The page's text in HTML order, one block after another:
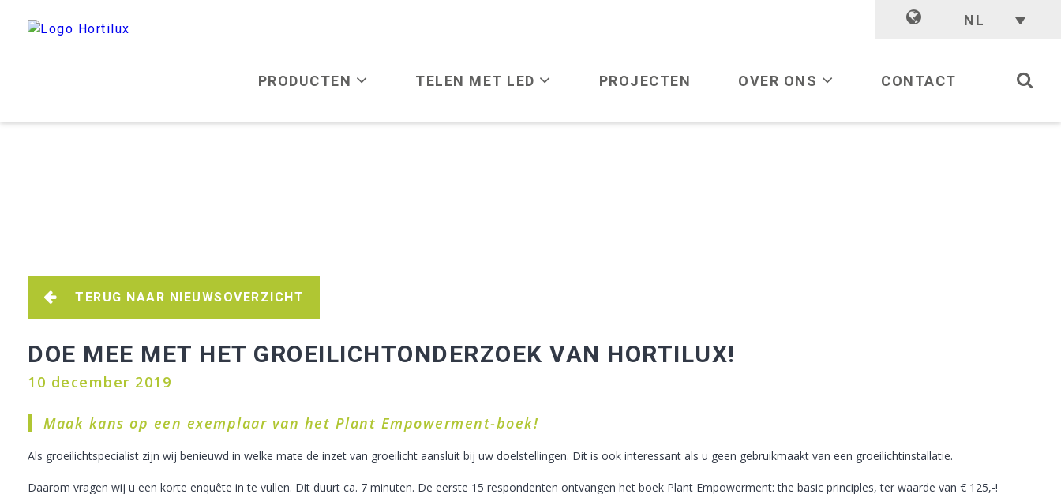
NL
PRODUCTEN TELEN MET LED PROJECTEN OVER ONS CONTACT
TERUG NAAR NIEUWSOVERZICHT
DOE MEE MET HET GROEILICHTONDERZOEK VAN HORTILUX!
10 december 2019
Maak kans op een exemplaar van het Plant Empowerment-boek!
Als groeilichtspecialist zijn wij benieuwd in welke mate de inzet van groeilicht aansluit bij uw doelstellingen. Dit is ook interessant als u geen gebruikmaakt van een groeilichtinstallatie.
Daarom vragen wij u een korte enquête in te vullen. Dit duurt ca. 7 minuten. De eerste 15 respondenten ontvangen het boek Plant Empowerment: the basic principles, ter waarde van € 125,-!